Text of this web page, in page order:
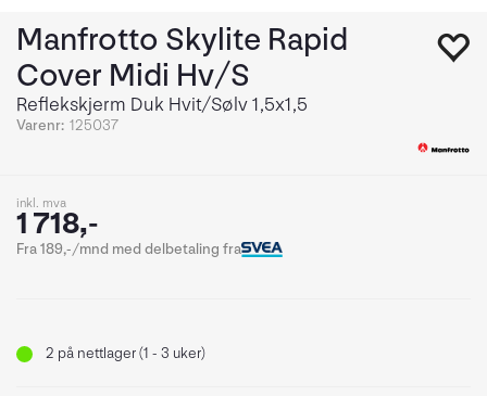
Manfrotto Skylite Rapid
Cover Midi Hv/S
Reflekskjerm Duk Hvit/Sølv 1,5x1,5
Varenr: 125037
inkl. mva
1 718,-
Fra 189,-/mnd med delbetaling fra
2 på nettlager (1 - 3 uker)